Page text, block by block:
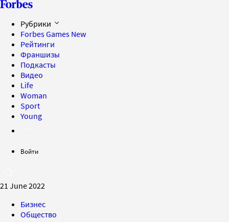
Рубрики
Forbes Games New
Рейтинги
Франшизы
Подкасты
Видео
Life
Woman
Sport
Young
Войти
21 June 2022
Бизнес
Общество